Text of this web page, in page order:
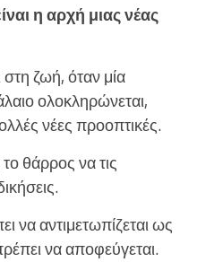
η αρχή μιας νέας
ζωή, όταν μία
ολοκληρώνεται,
νέες προοπτικές.
θάρρος να τις
να αντιμετωπίζεται ως
να αποφεύγεται.